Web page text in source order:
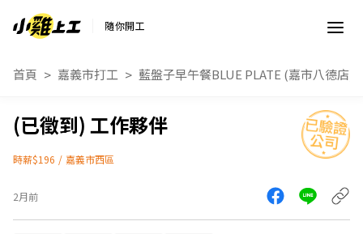
隨你開工
首頁 嘉義市打工 藍盤子早午餐BLUE PLATE (嘉市八德店)
工作夥伴
時薪$196 / 嘉義市西區
2月前